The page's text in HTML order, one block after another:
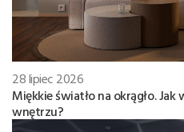
28 lipiec 2026
Miękkie światło na okrągło.
wnętrzu?